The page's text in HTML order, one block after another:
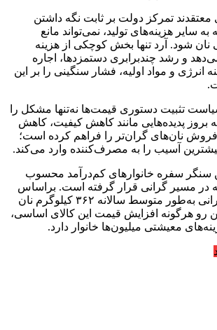
تمرکز دولت بر ثابت نگه داشتن
سایر هزینه‌های تولید، نمی‌تواند مانع
شود. آرد تنها بخش کوچکی از هزینه
و رشد چندبرابری دستمزدها، اجاره
انرژی و مواد اولیه، فشار سنگینی را بر این
تثبیت دستوری قیمت‌ها نه‌تنها مشکل را
بروز پدیده‌هایی مانند کاهش کیفیت، کاهش
نان‌های گران‌تر را فراهم کرده است؛
آسیب را به مصرف‌کننده وارد می‌کند.
سنگر سفره خانوارهای کم‌درآمد محسوب
در مسیر گرانی قرار گرفته است. براساس
آمارها، هر خانواده ایرانی به‌طور متوسط سالانه ۳۶۲ کیلوگرم نان
رو هرگونه افزایش قیمت این کالای اساسی،
معیشتی میلیون‌ها خانوار دارد.